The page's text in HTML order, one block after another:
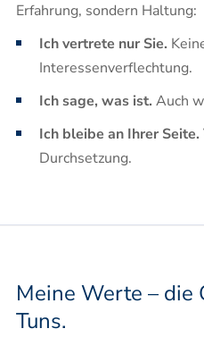
Erfahrung, sondern Haltung:
Ich vertrete nur Sie.
Interessenverflechtung.
Ich sage, was ist. Auch
Ich bleibe an Ihrer Seite.
Durchsetzung.
Meine Werte – die
Tuns.